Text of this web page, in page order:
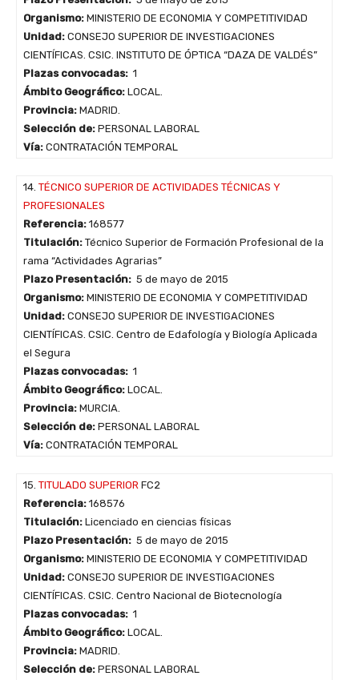
Organismo: MINISTERIO DE ECONOMIA Y COMPETITIVIDAD
Unidad: CONSEJO SUPERIOR DE INVESTIGACIONES
CIENTÍFICAS. CSIC. INSTITUTO DE ÓPTICA “DAZA DE VALDÉS”
Plazas convocadas: 1
Ámbito Geográfico: LOCAL.
Provincia: MADRID.
Selección de: PERSONAL LABORAL
Vía: CONTRATACIÓN TEMPORAL
14. TÉCNICO SUPERIOR DE ACTIVIDADES TÉCNICAS Y
PROFESIONALES
Referencia: 168577
Titulación: Técnico Superior de Formación Profesional de la
rama “Actividades Agrarias”
Plazo Presentación: 5 de mayo de 2015
Organismo: MINISTERIO DE ECONOMIA Y COMPETITIVIDAD
Unidad: CONSEJO SUPERIOR DE INVESTIGACIONES
CIENTÍFICAS. CSIC. Centro de Edafología y Biología Aplicada
el Segura
Plazas convocadas: 1
Ámbito Geográfico: LOCAL.
Provincia: MURCIA.
Selección de: PERSONAL LABORAL
Vía: CONTRATACIÓN TEMPORAL
15. TITULADO SUPERIOR FC2
Referencia: 168576
Titulación: Licenciado en ciencias físicas
Plazo Presentación: 5 de mayo de 2015
Organismo: MINISTERIO DE ECONOMIA Y COMPETITIVIDAD
Unidad: CONSEJO SUPERIOR DE INVESTIGACIONES
CIENTÍFICAS. CSIC. Centro Nacional de Biotecnología
Plazas convocadas: 1
Ámbito Geográfico: LOCAL.
Provincia: MADRID.
Selección de: PERSONAL LABORAL